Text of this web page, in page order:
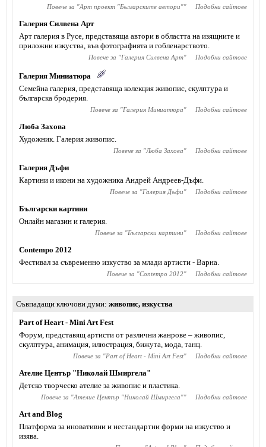
Повече за "Арт проект "Българските автори"" Подобни сайтове
Галерия Силвена Арт
Арт галерия в Русе, представяща автори в областта на изящните и
приложни изкуства, във фотографията и гобленарството.
Повече за "Галерия Силвена Арт" Подобни сайтове
Галерия Миниатюра
Семейна галерия, представяща колекция живопис, скулптура и
българска бродерия.
Повече за "Галерия Миниатюра" Подобни сайтове
Люба Захова
Художник. Галерия живопис.
Повече за "Люба Захова" Подобни сайтове
Галерия Дъфи
Картини и икони на художника Андрей Андреев-Дъфи.
Повече за "Галерия Дъфи" Подобни сайтове
Български картини
Онлайн магазин и галерия.
Повече за "Български картини" Подобни сайтове
Contempo 2012
Фестивал за съвременно изкуство за млади артисти - Варна.
Повече за "Contempo 2012" Подобни сайтове
Съвпадащи ключови думи живопис, изкуства
Part of Heart - Mini Art Fest
Форум, представящ артисти от различни жанрове – живопис,
скулптура, анимация, илюстрация, бижута, мода, танц.
Повече за "Part of Heart - Mini Art Fest" Подобни сайтове
Ателие Център "Николай Шмиргела"
Детско творческо ателие за живопис и пластика.
Повече за "Ателие Център "Николай Шмиргела"" Подобни сайтове
Art and Blog
Платформа за иновативни и нестандартни форми на изкуство и
изява.